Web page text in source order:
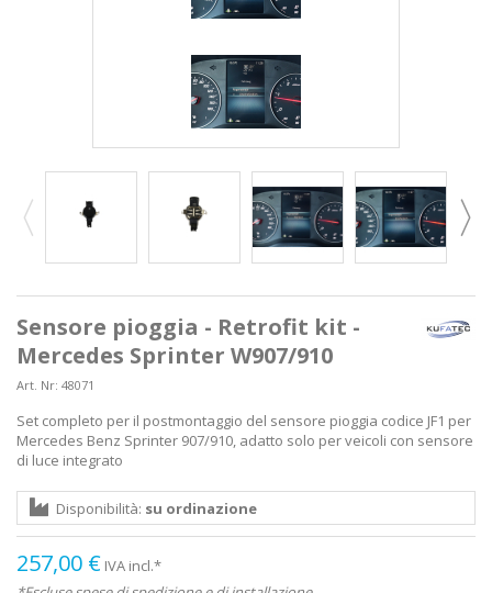
Sensore pioggia - Retrofit kit -
Mercedes Sprinter W907/910
Art. Nr: 48071
Set completo per il postmontaggio del sensore pioggia codice JF1 per
Mercedes Benz Sprinter 907/910, adatto solo per veicoli con sensore
di luce integrato
Disponibilità: su ordinazione
257,00 € IVA incl.*